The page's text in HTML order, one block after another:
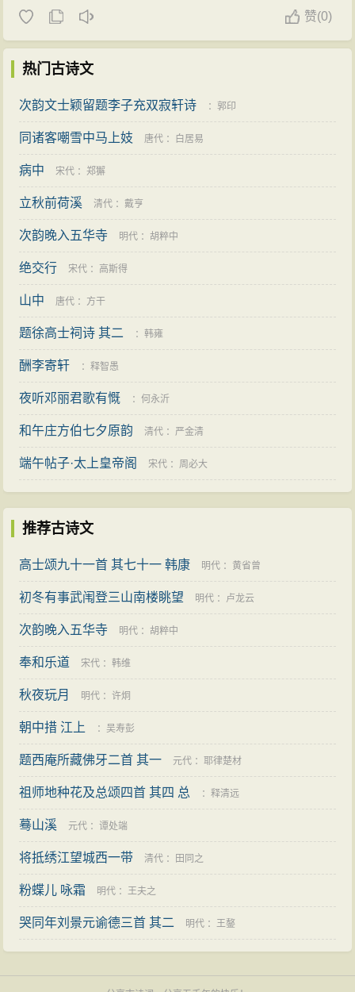
赞(0)
热门古诗文
次韵文士颖留题李子充双寂轩诗 ：郭印
同诸客嘲雪中马上妓 唐代 ： 白居易
病中 宋代 ：郑獬
立秋前荷溪 清代 ：戴亨
次韵晚入五华寺 明代 ：胡粹中
绝交行 宋代 ： 高斯得
山中 唐代 ： 方干
题徐高士祠诗 其二 ：韩雍
酬李寄轩 ：释智愚
夜听邓丽君歌有慨 ：何永沂
和午庄方伯七夕原韵 清代 ： 严金清
端午帖子·太上皇帝阁 宋代 ： 周必大
推荐古诗文
高士颂九十一首 其七十一 韩康 明代 ：黄省曾
初冬有事武闱登三山南楼眺望 明代 ： 卢龙云
次韵晚入五华寺 明代 ：胡粹中
奉和乐道 宋代 ：韩维
秋夜玩月 明代 ：许炯
朝中措 江上 ：吴寿彭
题西庵所藏佛牙二首 其一 元代 ：耶律楚材
祖师地种花及总颂四首 其四 总 ：释清远
蓦山溪 元代 ：谭处端
将抵绣江望城西一带 清代 ： 田同之
粉蝶儿 咏霜 明代 ：王夫之
哭同年刘景元谕德三首 其二 明代 ：王鏊